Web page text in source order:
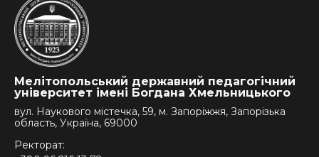
Мелітопольський державний педагогічний
університет імені Богдана Хмельницького
вул. Наукового містечка, 59, м. Запоріжжя, Запорізька
область, Україна, 69000
Ректорат: